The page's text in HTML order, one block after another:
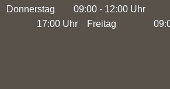
Donnerstag 09:00 -
17:00 Uhr Freitag 09:00